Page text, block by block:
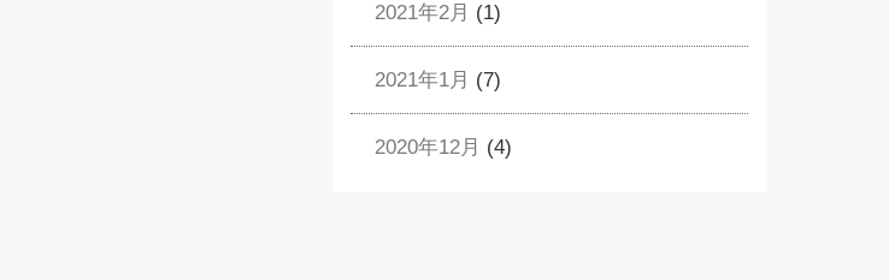
2021年2月 (1)
2021年1月 (7)
2020年12月 (4)